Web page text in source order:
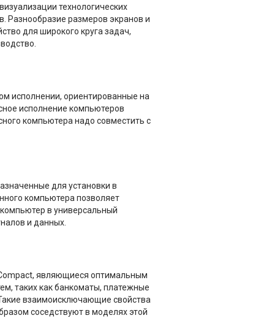
технологических
Разнообразие размеров экранов и
для широкого круга задач,
исполнении, ориентированные на
исполнение компьютеров
компьютера надо совместить с
для установки в
компьютера позволяет
в универсальный
и данных.
являющиеся оптимальным
таких как банкоматы, платежные
взаимоисключающие свойства
соседствуют в моделях этой